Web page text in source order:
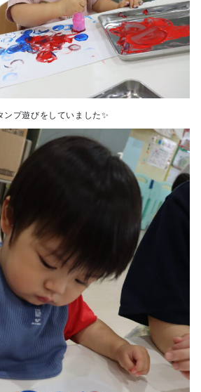
プ遊びをしていました✨